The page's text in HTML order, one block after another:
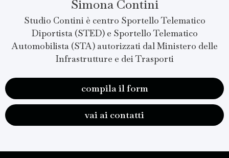
Simona Contini
Studio Contini è centro Sportello Telematico
Diportista (STED) e Sportello Telematico
Automobilista (STA) autorizzati dal Ministero delle
Infrastrutture e dei Trasporti
compila il form
vai ai contatti